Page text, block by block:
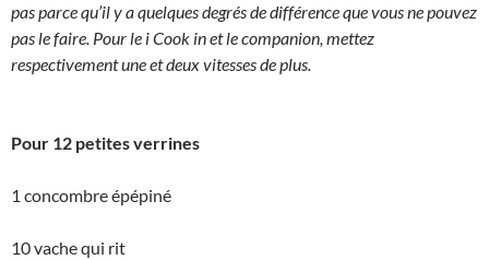
pas parce qu’il y a quelques degrés de différence que vous ne pouvez
pas le faire. Pour le i Cook in et le companion, mettez
respectivement une et deux vitesses de plus.
Pour 12 petites verrines
1 concombre épépiné
10 vache qui rit